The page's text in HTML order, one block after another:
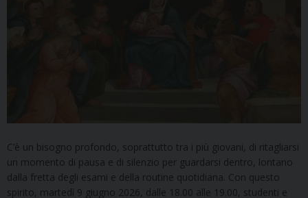
C’è un bisogno profondo, soprattutto tra i più giovani, di ritagliarsi
un momento di pausa e di silenzio per guardarsi dentro, lontano
dalla fretta degli esami e della routine quotidiana. Con questo
spirito, martedì 9 giugno 2026, dalle 18.00 alle 19.00, studenti e